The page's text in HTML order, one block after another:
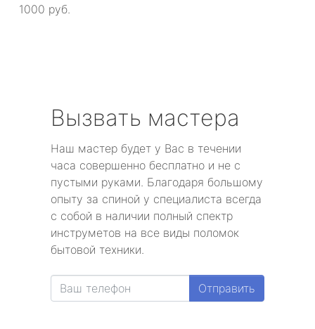
1000 руб.
Вызвать мастера
Наш мастер будет у Вас в течении
часа совершенно бесплатно и не с
пустыми руками. Благодаря большому
опыту за спиной у специалиста всегда
с собой в наличии полный спектр
инструметов на все виды поломок
бытовой техники.
Отправить